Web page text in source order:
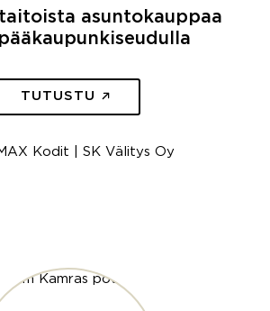
asuntokauppaa
TUTUSTU